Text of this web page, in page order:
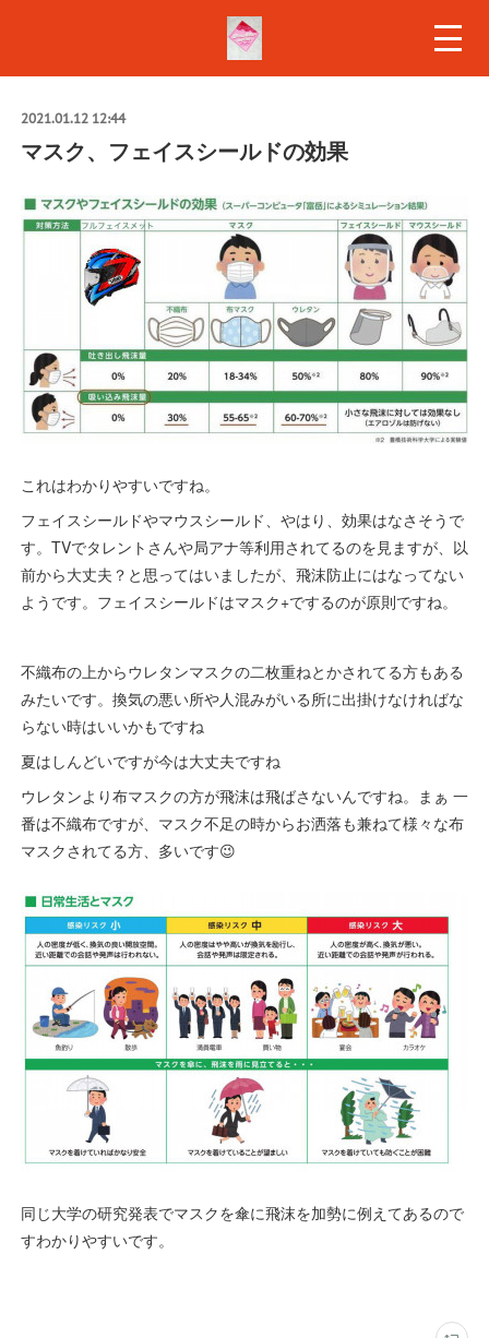
2021.01.12 12:44
マスク、フェイスシールドの効果
これはわかりやすいですね。
フェイスシールドやマウスシールド、やはり、効果はなさそうで
す。TVでタレントさんや局アナ等利用されてるのを見ますが、以
前から大丈夫？と思ってはいましたが、飛沫防止にはなってない
ようです。フェイスシールドはマスク+でするのが原則ですね。
不織布の上からウレタンマスクの二枚重ねとかされてる方もある
みたいです。換気の悪い所や人混みがいる所に出掛けなければな
らない時はいいかもですね
夏はしんどいですが今は大丈夫ですね
ウレタンより布マスクの方が飛沫は飛ばさないんですね。まぁ 一
番は不織布ですが、マスク不足の時からお洒落も兼ねて様々な布
マスクされてる方、多いです😉
同じ大学の研究発表でマスクを傘に飛沫を加勢に例えてあるので
すわかりやすいです。